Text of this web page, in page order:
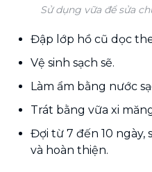
Sử dụng vữa để sửa
Đập lớp hồ cũ dọc
Vệ sinh sạch sẽ.
Làm ẩm bằng nước
Trát bằng vữa xi
Đợi từ 7 đến 10 ngày,
và hoàn thiện.